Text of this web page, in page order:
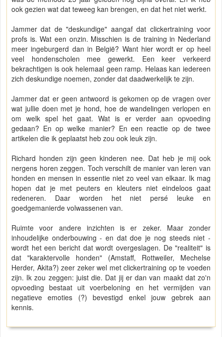
ook gezien wat dat teweeg kan brengen, en dat het niet werkt.
Jammer dat de "deskundige" aangaf dat clickertraining voor
profs is. Wat een onzin. Misschien is de training in Nederland
meer ingeburgerd dan in België? Want hier wordt er op heel
veel hondenscholen mee gewerkt. Een keer verkeerd
bekrachtigen is ook helemaal geen ramp. Helaas kan iedereen
zich deskundige noemen, zonder dat daadwerkelijk te zijn.
Jammer dat er geen antwoord is gekomen op de vragen over
wat jullie doen met je hond, hoe de wandelingen verlopen en
om welk spel het gaat. Wat is er verder aan opvoeding
gedaan? En op welke manier? En een reactie op de twee
artikelen die ik geplaatst heb zou ook leuk zijn.
Richard honden zijn geen kinderen nee. Dat heb je mij ook
nergens horen zeggen. Toch verschilt de manier van leren van
honden en mensen in essentie niet zo veel van elkaar. Ik mag
hopen dat je met peuters en kleuters niet eindeloos gaat
redeneren. Daar worden het niet persé leuke en
goedgemanierde volwassenen van.
Ruimte voor andere inzichten is er zeker. Maar zonder
inhoudelijke onderbouwing - en dat doe je nog steeds niet -
wordt het een bericht dat wordt overgeslagen. De "realiteit" is
dat "karaktervolle honden" (Amstaff, Rottweiler, Mechelse
Herder, Akita?) zeer zeker wel met clickertraining op te voeden
zijn. Ik zou zeggen: juist die. Dat jij er dan van maakt dat zo'n
opvoeding bestaat uit voerbeloning en het vermijden van
negatieve emoties (?) bevestigd enkel jouw gebrek aan
kennis.